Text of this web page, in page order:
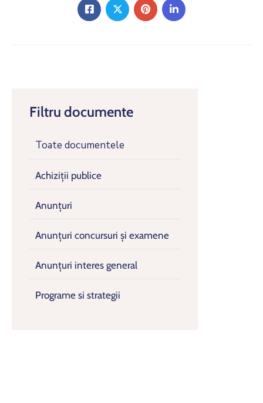
Filtru documente
Toate documentele
Achiziții publice
Anunțuri
Anunțuri concursuri și examene
Anunțuri interes general
Programe si strategii